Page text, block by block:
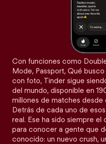
Con funciones como
Mode, Passport, Qué
con foto, Tinder sigue
del mundo, disponible en
millones de matches desde
Detrás de cada uno de
real. Ese ha sido siempre el
para conocer a gente que
conocido: un nuevo crush,